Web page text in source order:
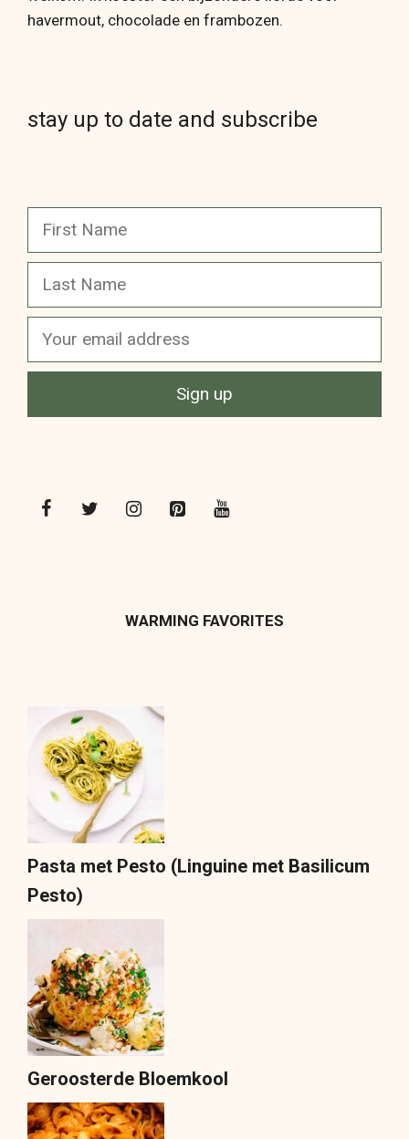
havermout, chocolade en frambozen.
stay up to date and subscribe
WARMING FAVORITES
Pasta met Pesto (Linguine met Basilicum
Pesto)
Geroosterde Bloemkool